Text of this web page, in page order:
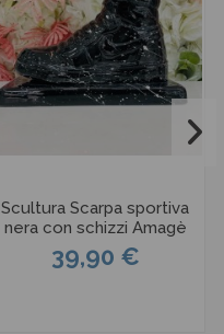
Scultura Scarpa sportiva
nera con schizzi Amagè
39,90 €